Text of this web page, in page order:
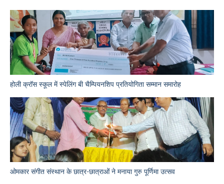
होली क्रॉस स्कूल में स्पेलिंग बी चैम्पियनशिप प्रतियोगिता सम्मान समारोह
ओमकार संगीत संस्थान के छात्र-छात्राओं ने मनाया गुरु पूर्णिमा उत्सव